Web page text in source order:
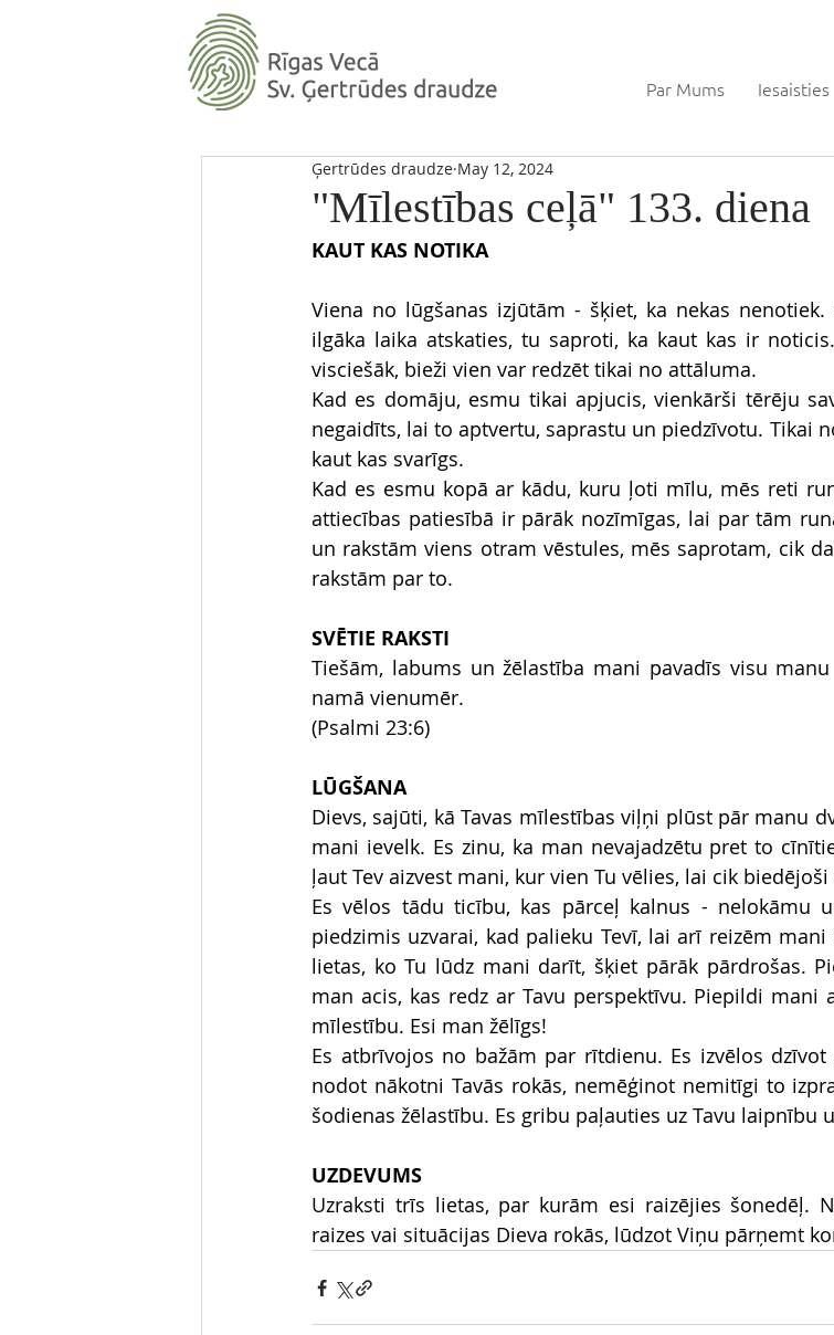
Par Mums Iesaisties
"Mīlestības ceļā" 133. diena
Ģertrūdes draudze May 12, 2024
KAUT KAS NOTIKA
Viena no lūgšanas izjūtām - šķiet, ka nekas
ilgāka laika atskaties, tu saproti, ka kaut kas ir
visciešāk, bieži vien var redzēt tikai no attāluma.
Kad es domāju, esmu tikai apjucis, vienkārši tērēju
negaidīts, lai to aptvertu, saprastu un piedzīvotu. Tikai
kaut kas svarīgs.
Kad es esmu kopā ar kādu, kuru ļoti mīlu, mēs reti
attiecības patiesībā ir pārāk nozīmīgas, lai par tām
un rakstām viens otram vēstules, mēs saprotam, cik
rakstām par to.
SVĒTIE RAKSTI
Tiešām, labums un žēlastība mani pavadīs visu
namā vienumēr.
(Psalmi 23:6)
LŪGŠANA
Dievs, sajūti, kā Tavas mīlestības viļņi plūst pār manu
mani ievelk. Es zinu, ka man nevajadzētu pret to
ļaut Tev aizvest mani, kur vien Tu vēlies, lai cik
Es vēlos tādu ticību, kas pārceļ kalnus - nelokāmu
piedzimis uzvarai, kad palieku Tevī, lai arī reizēm
lietas, ko Tu lūdz mani darīt, šķiet pārāk pārdrošas.
man acis, kas redz ar Tavu perspektīvu. Piepildi
mīlestību. Esi man žēlīgs!
Es atbrīvojos no bažām par rītdienu. Es izvēlos
nodot nākotni Tavās rokās, nemēģinot nemitīgi to
šodienas žēlastību. Es gribu paļauties uz Tavu laipnību
UZDEVUMS
Uzraksti trīs lietas, par kurām esi raizējies šonedēļ.
raizes vai situācijas Dieva rokās, lūdzot Viņu pārņemt